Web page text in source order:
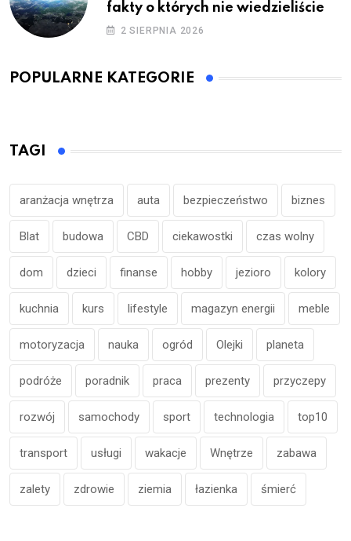
fakty o których nie wiedzieliście
2 SIERPNIA 2026
POPULARNE KATEGORIE
TAGI
aranżacja wnętrza auta bezpieczeństwo biznes
Blat budowa CBD ciekawostki czas wolny
dom dzieci finanse hobby jezioro kolory
kuchnia kurs lifestyle magazyn energii meble
motoryzacja nauka ogród Olejki planeta
podróże poradnik praca prezenty przyczepy
rozwój samochody sport technologia top10
transport usługi wakacje Wnętrze zabawa
zalety zdrowie ziemia łazienka śmierć